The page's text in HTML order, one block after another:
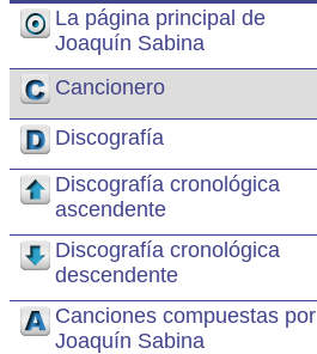
La página principal de
Joaquín Sabina
Cancionero
Discografía
Discografía cronológica
ascendente
Discografía cronológica
descendente
Canciones compuestas por
Joaquín Sabina